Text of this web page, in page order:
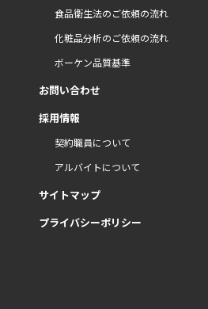
食品衛生法のご依頼の流れ
化粧品分析のご依頼の流れ
ボーケン品質基準
お問い合わせ
採用情報
契約職員について
アルバイトについて
サイトマップ
プライバシーポリシー